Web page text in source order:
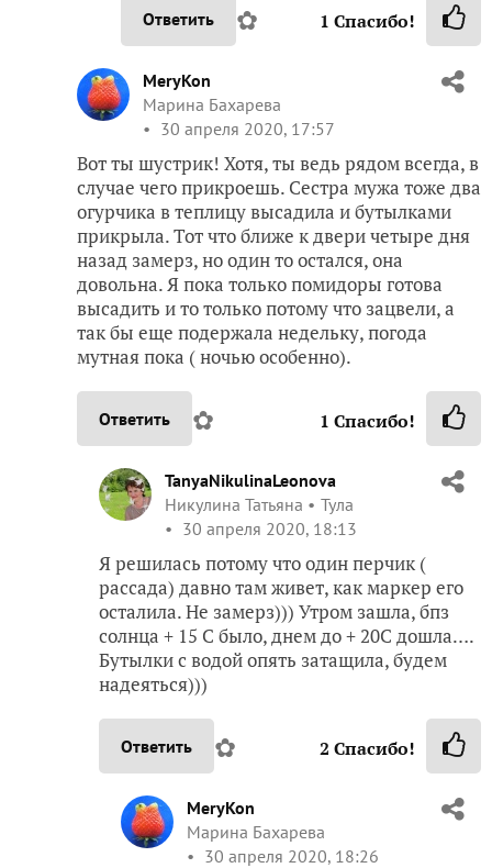
Ответить ✿ 1 Спасибо!
MeryKon
Марина Бахарева
30 апреля 2020, 17:57
Вот ты шустрик! Хотя, ты ведь рядом всегда, в
случае чего прикроешь. Сестра мужа тоже два
огурчика в теплицу высадила и бутылками
прикрыла. Тот что ближе к двери четыре дня
назад замерз, но один то остался, она
довольна. Я пока только помидоры готова
высадить и то только потому что зацвели, а
так бы еще подержала недельку, погода
мутная пока ( ночью особенно).
Ответить ✿ 1 Спасибо!
TanyaNikulinaLeonova
Никулина Татьяна
Тула
30 апреля 2020, 18:13
Я решилась потому что один перчик (
рассада) давно там живет, как маркер его
осталила. Не замерз))) Утром зашла, бпз
солнца + 15 С было, днем до + 20С дошла….
Бутылки с водой опять затащила, будем
надеяться)))
Ответить ✿ 2 Спасибо!
MeryKon
Марина Бахарева
30 апреля 2020, 18:26